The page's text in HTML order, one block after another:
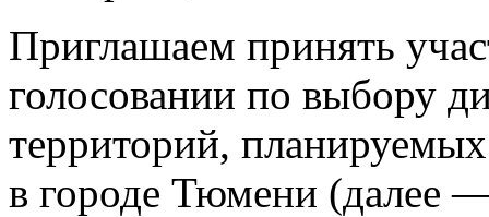
Приглашаем принять
голосовании по выбору
территорий,
в городе Тюмени (далее